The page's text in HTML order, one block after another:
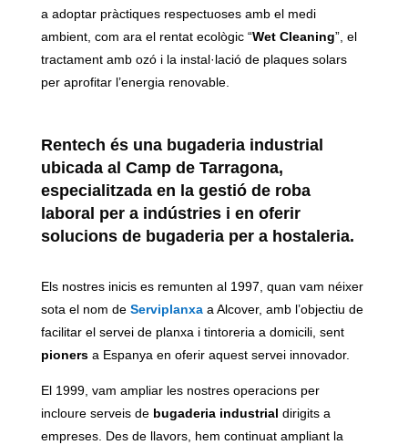
a adoptar pràctiques respectuoses amb el medi
ambient, com ara el rentat ecològic “Wet Cleaning”, el
tractament amb ozó i la instal·lació de plaques solars
per aprofitar l’energia renovable.
Rentech és una bugaderia industrial
ubicada al Camp de Tarragona,
especialitzada en la gestió de roba
laboral per a indústries i en oferir
solucions de bugaderia per a hostaleria.
Els nostres inicis es remunten al 1997, quan vam néixer
sota el nom de Serviplanxaa Alcover, amb l’objectiu de
facilitar el servei de planxa i tintoreria a domicili, sent
pionersa Espanya en oferir aquest servei innovador.
El 1999, vam ampliar les nostres operacions per
incloure serveis de bugaderia industrial dirigits a
empreses. Des de llavors, hem continuat ampliant la